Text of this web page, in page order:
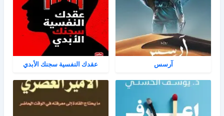
آرسس عقدك النفسية سجنك الأبدي